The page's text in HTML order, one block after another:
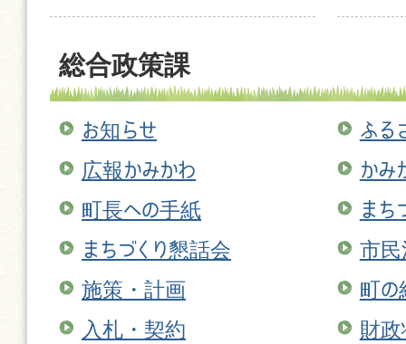
総合政策課
お知らせ
ふる
広報かみかわ
かみ
町長への手紙
まち
まちづくり懇話会
市民
施策・計画
町の
入札・契約
財